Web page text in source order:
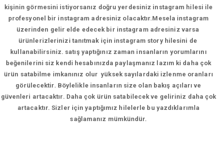
kişinin görmesini istiyorsanız doğru yerdesiniz instagram hilesi ile
profesyonel bir instagram adresiniz olacaktır.Mesela instagram
üzerinden gelir elde edecek bir instagram adresiniz varsa
ürünlerizlerinizi tanıtmak için instagram story hilesini de
kullanabilirsiniz. satış yaptığınız zaman insanların yorumlarını
beğenilerini siz kendi hesabınızda paylaşmanız lazım ki daha çok
ürün satabilme imkanınız olur yüksek sayılardaki izlenme oranları
görülecektir. Böylelikle insanların size olan bakış açıları ve
güvenleri artacaktır. Daha çok ürün satabilecek ve geliriniz daha çok
artacaktır. Sizler için yaptığımız hilelerle bu yazdıklarımla
sağlamanız mümkündür.